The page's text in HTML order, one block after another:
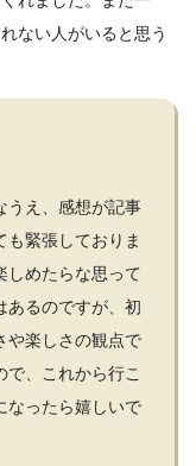
ない人がいると思う
うえ、感想が記事
緊張しておりま
しめたらな思って
あるのですが、初
や楽しさの観点で
、これから行こ
なったら嬉しいで